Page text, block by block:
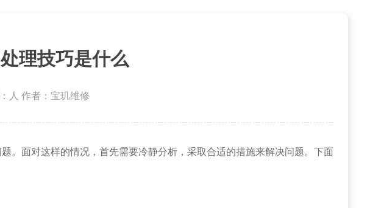
理技巧是什么
人 作者：宝玑维修
面对这样的情况，首先需要冷静分析，采取合适的措施来解决问题。下面